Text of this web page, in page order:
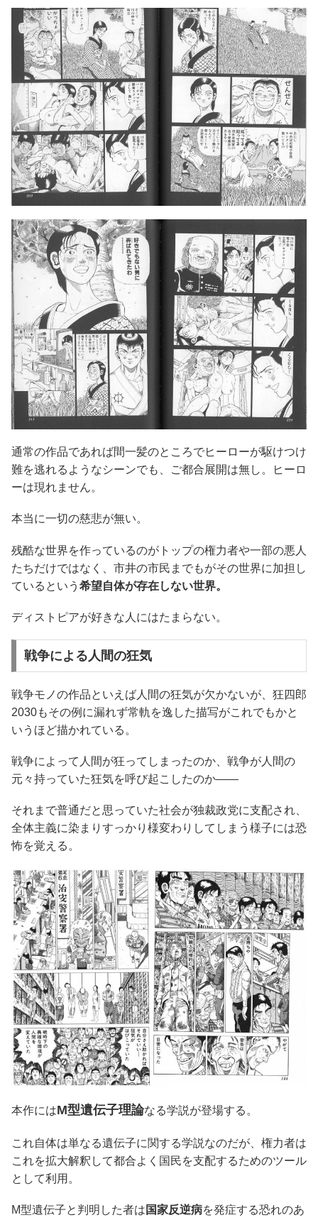
通常の作品であれば間一髪のところでヒーローが駆けつけ
難を逃れるようなシーンでも、ご都合展開は無し。ヒーロ
ーは現れません。
本当に一切の慈悲が無い。
残酷な世界を作っているのがトップの権力者や一部の悪人
たちだけではなく、市井の市民までもがその世界に加担し
ているという 希望自体が存在しない世界。
ディストピアが好きな人にはたまらない。
戦争による人間の狂気
戦争モノの作品といえば人間の狂気が欠かないが、狂四郎
2030もその例に漏れず常軌を逸した描写がこれでもかと
いうほど描かれている。
戦争によって人間が狂ってしまったのか、戦争が人間の
元々持っていた狂気を呼び起こしたのか――
それまで普通だと思っていた社会が独裁政党に支配され、
全体主義に染まりすっかり様変わりしてしまう様子には恐
怖を覚える。
本作にはM型遺伝子理論なる学説が登場する。
これ自体は単なる遺伝子に関する学説なのだが、権力者は
これを拡大解釈して都合よく国民を支配するためのツール
として利用。
M型遺伝子と判明した者は 国家反逆病を発症する恐れのあ